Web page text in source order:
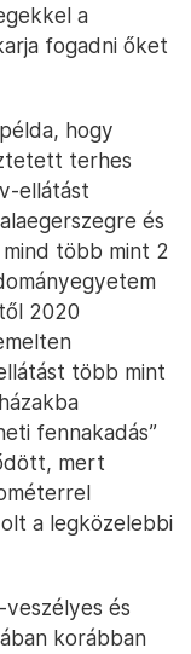
a
fogadni őket
hogy
terhes
ellátást
és
több mint 2
2020
több mint
fennakadás”
mert
a legközelebbi
és
korábban